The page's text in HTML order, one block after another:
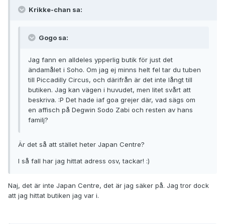
Krikke-chan sa:
Gogo sa:
Jag fann en alldeles ypperlig butik för just det
ändamålet i Soho. Om jag ej minns helt fel tar du tuben
till Piccadilly Circus, och därifrån är det inte långt till
butiken. Jag kan vägen i huvudet, men litet svårt att
beskriva. :P Det hade iaf goa grejer där, vad sägs om
en affisch på Degwin Sodo Zabi och resten av hans
familj?
Är det så att stället heter Japan Centre?
I så fall har jag hittat adress osv, tackar! :)
Naj, det är inte Japan Centre, det är jag säker på. Jag tror dock
att jag hittat butiken jag var i.